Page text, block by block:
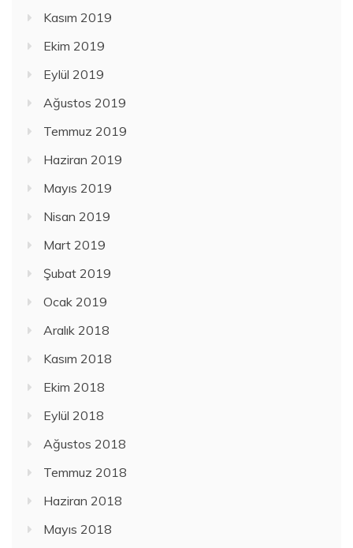
Kasım 2019
Ekim 2019
Eylül 2019
Ağustos 2019
Temmuz 2019
Haziran 2019
Mayıs 2019
Nisan 2019
Mart 2019
Şubat 2019
Ocak 2019
Aralık 2018
Kasım 2018
Ekim 2018
Eylül 2018
Ağustos 2018
Temmuz 2018
Haziran 2018
Mayıs 2018